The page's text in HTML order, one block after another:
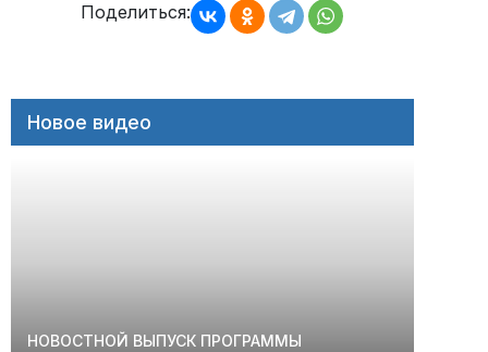
записямПоделиться:
Новое видео
НОВОСТНОЙ ВЫПУСК ПРОГРАММЫ